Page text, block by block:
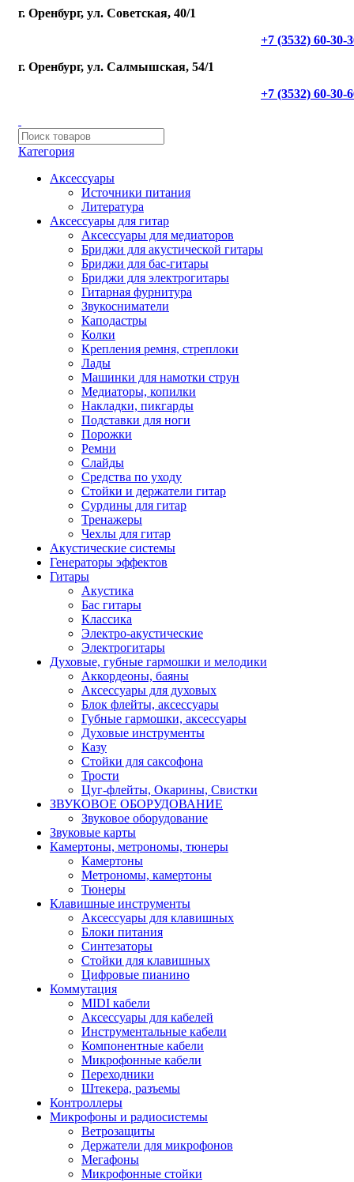
г. Оренбург, ул. Советская, 40/1
+7 (3532) 60-30-
г. Оренбург, ул. Салмышская, 54/1
+7 (3532) 60-30-
Категория
Аксессуары
Источники питания
Литература
Аксессуары для гитар
Аксессуары для медиаторов
Бриджи для акустической гитары
Бриджи для бас-гитары
Бриджи для электрогитары
Гитарная фурнитура
Звукосниматели
Каподастры
Колки
Крепления ремня, стреплоки
Лады
Машинки для намотки струн
Медиаторы, копилки
Накладки, пикгарды
Подставки для ноги
Порожки
Ремни
Слайды
Средства по уходу
Стойки и держатели гитар
Сурдины для гитар
Тренажеры
Чехлы для гитар
Акустические системы
Генераторы эффектов
Гитары
Акустика
Бас гитары
Классика
Электро-акустические
Электрогитары
Духовые, губные гармошки и мелодики
Аккордеоны, баяны
Аксессуары для духовых
Блок флейты, аксессуары
Губные гармошки, аксессуары
Духовые инструменты
Казу
Стойки для саксофона
Трости
Цуг-флейты, Окарины, Свистки
ЗВУКОВОЕ ОБОРУДОВАНИЕ
Звуковое оборудование
Звуковые карты
Камертоны, метрономы, тюнеры
Камертоны
Метрономы, камертоны
Тюнеры
Клавишные инструменты
Аксессуары для клавишных
Блоки питания
Синтезаторы
Стойки для клавишных
Цифровые пианино
Коммутация
MIDI кабели
Аксессуары для кабелей
Инструментальные кабели
Компонентные кабели
Микрофонные кабели
Переходники
Штекера, разъемы
Контроллеры
Микрофоны и радиосистемы
Ветрозащиты
Держатели для микрофонов
Мегафоны
Микрофонные стойки